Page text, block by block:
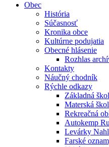
Obec
História
Súčasnosť
Kronika obce
Kultúrne podujatia
Obecné hlásenie
Rozhlas
Kontakty
Náučný chodník
Rýchle odkazy
Základná
Materská
Rekreačná
Autokemp
Levárky
Farské